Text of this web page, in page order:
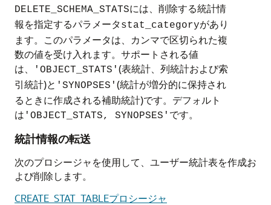
DELETE_SCHEMA_STATSには、削除する統計情
報を指定するパラメータstat_categoryがあり
ます。このパラメータは、カンマで区切られた複
数の値を受け入れます。サポートされる値
は、
'OBJECT_STATS' (表統計、列統計および索
引統計)と 'SYNOPSES' (統計が増分的に保持され
るときに作成される補助統計)です。デフォルト
は 'OBJECT_STATS, SYNOPSES' です。
統計情報の転送
次のプロシージャを使用して、ユーザー統計表を作成お
よび削除します。
CREATE_STAT_TABLEプロシージャ